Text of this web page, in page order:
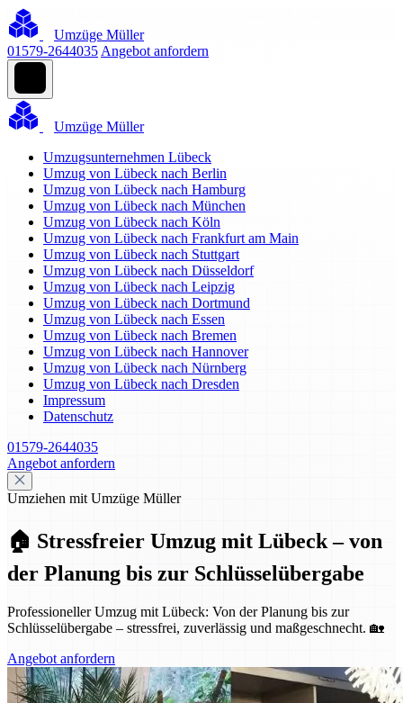
Umzüge Müller
01579-2644035 Angebot anfordern
Umzüge Müller
Umzugsunternehmen Lübeck
Umzug von Lübeck nach Berlin
Umzug von Lübeck nach Hamburg
Umzug von Lübeck nach München
Umzug von Lübeck nach Köln
Umzug von Lübeck nach Frankfurt am Main
Umzug von Lübeck nach Stuttgart
Umzug von Lübeck nach Düsseldorf
Umzug von Lübeck nach Leipzig
Umzug von Lübeck nach Dortmund
Umzug von Lübeck nach Essen
Umzug von Lübeck nach Bremen
Umzug von Lübeck nach Hannover
Umzug von Lübeck nach Nürnberg
Umzug von Lübeck nach Dresden
Impressum
Datenschutz
01579-2644035
Angebot anfordern
Umziehen mit Umzüge Müller
🏠 Stressfreier Umzug mit Lübeck – von
der Planung bis zur Schlüsselübergabe
Professioneller Umzug mit Lübeck: Von der Planung bis zur
Schlüsselübergabe – stressfrei, zuverlässig und maßgeschnecht. 🏡
Angebot anfordern